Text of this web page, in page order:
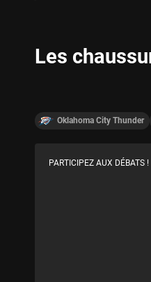
Les
Oklahoma City Thunder
PARTICIPEZ AUX DÉBATS !